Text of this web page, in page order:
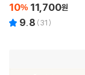
10% 11,700원
9.8 (31)